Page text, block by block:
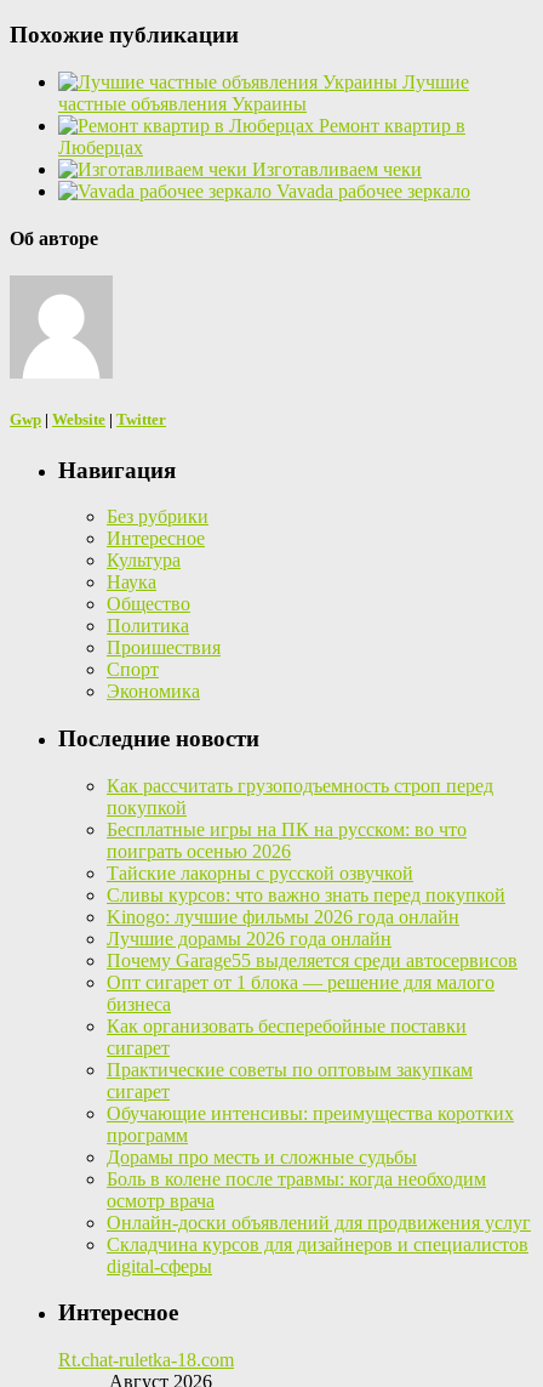
Похожие публикации
Лучшие
частные объявления Украины
Ремонт квартир в
Люберцах
Изготавливаем чеки
Vavada рабочее зеркало
Об авторе
Gwp | Website | Twitter
Навигация
Без рубрики
Интересное
Культура
Наука
Общество
Политика
Проишествия
Спорт
Экономика
Последние новости
Как рассчитать грузоподъемность строп перед
покупкой
Бесплатные игры на ПК на русском: во что
поиграть осенью 2026
Тайские лакорны с русской озвучкой
Сливы курсов: что важно знать перед покупкой
Kinogo: лучшие фильмы 2026 года онлайн
Лучшие дорамы 2026 года онлайн
Почему Garage55 выделяется среди автосервисов
Опт сигарет от 1 блока — решение для малого
бизнеса
Как организовать бесперебойные поставки
сигарет
Практические советы по оптовым закупкам
сигарет
Обучающие интенсивы: преимущества коротких
программ
Дорамы про месть и сложные судьбы
Боль в колене после травмы: когда необходим
осмотр врача
Онлайн-доски объявлений для продвижения услуг
Складчина курсов для дизайнеров и специалистов
digital-сферы
Интересное
Rt.chat-ruletka-18.com
Август 2026